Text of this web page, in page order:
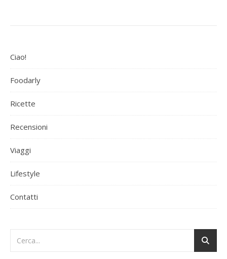
Ciao!
Foodarly
Ricette
Recensioni
Viaggi
Lifestyle
Contatti